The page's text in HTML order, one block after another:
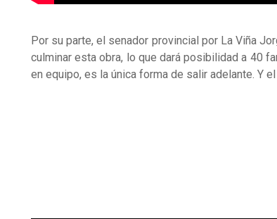
Por su parte, el senador provincial por La Viña
culminar esta obra, lo que dará posibilidad a 40
en equipo, es la única forma de salir adelante. Y